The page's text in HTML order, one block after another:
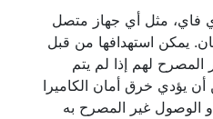
فاي، مثل أي جهاز متصل
يمكن استهدافها من قبل
المصرح لهم إذا لم يتم
يؤدي خرق أمان الكاميرا
الوصول غير المصرح به